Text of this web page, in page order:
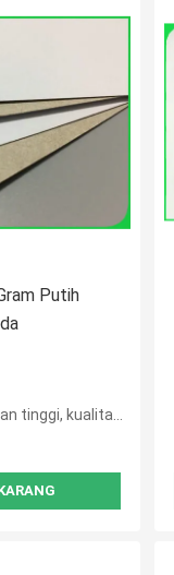
Putih
berbagai macam penggunaan